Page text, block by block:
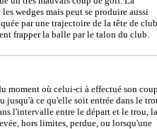
wedges mais peut se produire aussi
par une trajectoire de la tête de club
frapper la balle par le talon du club.
moment où celui-ci à effectué son
jusqu'à ce qu'elle soit entrée dans le
l'intervalle entre le départ et le trou, la
hors limites, perdue, ou lorsqu'une